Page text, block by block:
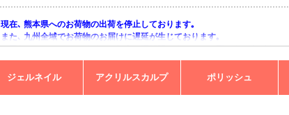
現在､ 熊本県へのお荷物の出荷を停止しております｡
また､ 九州全域でお荷物のお届けに遅延が生じております｡
ご不便をおかけいたしますが､ 何卒ご理解賜りますようお願い申し上げます｡
ジェルネイル アクリルスカルプ ポリッシュ